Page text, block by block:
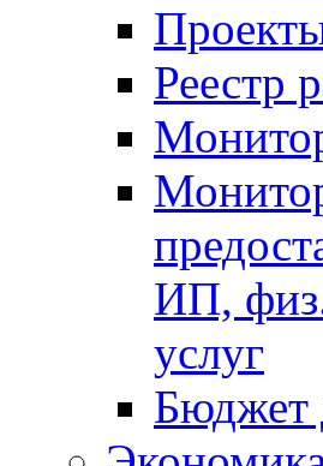
Реестр
ИП, физ.
услуг
Бюджет